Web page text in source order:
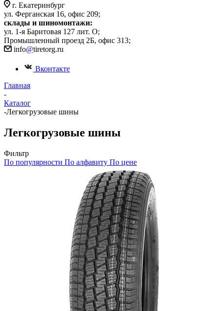
г. Екатеринбург
ул. Ферганская 16, офис 209;
склады и шиномонтажи:
ул. 1-я Баритовая 127 лит. О;
Промышленный проезд 2Б, офис 313;
info@tiretorg.ru
Вконтакте
Главная
-
Каталог
-Легкогрузовые шины
Легкогрузовые шины
Фильтр
По популярности По алфавиту По цене